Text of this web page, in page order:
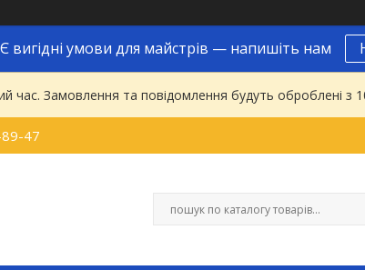
Є вигідні умови для майстрів — напишіть нам
час. Замовлення та повідомлення будуть оброблені
47